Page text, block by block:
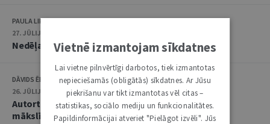
PAULA LIPE
27. JŪLIJS 2026 • 08:00
Nedēļas notikumu apskats: 20.–24. jūlijs
DĀVIDS ĒBERLIŅŠ
26. JŪLIJS 2026 • 08:00
Autortiesību subjekta un objekta juridiskie aspekti
mākslīgā intelekta kontekstā
Vietnē izmantojam sīkdatnes
Lai vietne pilnvērtīgi darbotos, tiek izmantotas
nepieciešamās (obligātās) sīkdatnes. Ar Jūsu
piekrišanu var tikt izmantotas vēl citas –
statistikas, sociālo mediju un funkcionalitātes.
Papildinformācijai atveriet "Pielāgot izvēli". Jūs